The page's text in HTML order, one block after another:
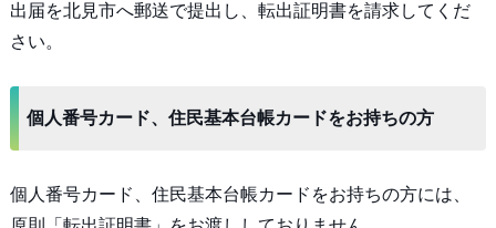
出届を北見市へ郵送で提出し、転出証明書を請求してくだ
さい。
個人番号カード、住民基本台帳カードをお持ちの方
個人番号カード、住民基本台帳カードをお持ちの方には、